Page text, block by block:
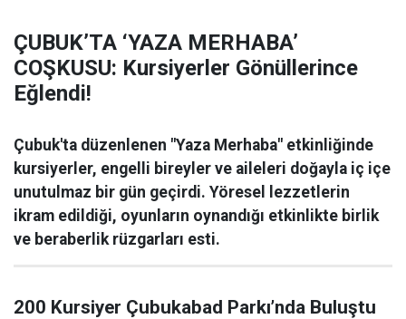
ÇUBUK’TA ‘YAZA MERHABA’
COŞKUSU: Kursiyerler Gönüllerince
Eğlendi!
Çubuk'ta düzenlenen "Yaza Merhaba" etkinliğinde
kursiyerler, engelli bireyler ve aileleri doğayla iç içe
unutulmaz bir gün geçirdi. Yöresel lezzetlerin
ikram edildiği, oyunların oynandığı etkinlikte birlik
ve beraberlik rüzgarları esti.
200 Kursiyer Çubukabad Parkı’nda Buluştu